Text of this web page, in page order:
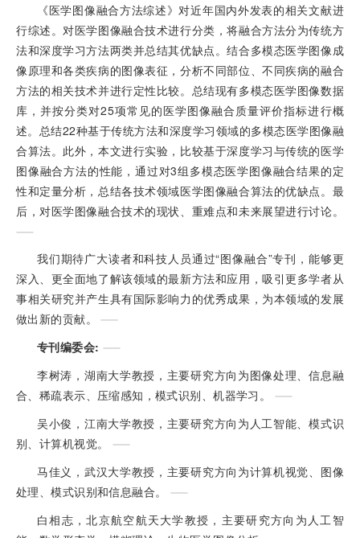
《医学图像融合方法综述》对近年国内外发表的相关文献进
行综述。对医学图像融合技术进行分类，将融合方法分为传统方
法和深度学习方法两类并总结其优缺点。结合多模态医学图像成
像原理和各类疾病的图像表征，分析不同部位、不同疾病的融合
方法的相关技术并进行定性比较。总结现有多模态医学图像数据
库，并按分类对25项常见的医学图像融合质量评价指标进行概
述。总结22种基于传统方法和深度学习领域的多模态医学图像融
合算法。此外，本文进行实验，比较基于深度学习与传统的医学
图像融合方法的性能，通过对3组多模态医学图像融合结果的定
性和定量分析，总结各技术领域医学图像融合算法的优缺点。最
后，对医学图像融合技术的现状、重难点和未来展望进行讨论。
我们期待广大读者和科技人员通过“图像融合”专刊，能够更
深入、更全面地了解该领域的最新方法和应用，吸引更多学者从
事相关研究并产生具有国际影响力的优秀成果，为本领域的发展
做出新的贡献。
专刊编委会:
李树涛，湖南大学教授，主要研究方向为图像处理、信息融
合、稀疏表示、压缩感知，模式识别、机器学习。
吴小俊，江南大学教授，主要研究方向为人工智能、模式识
别、计算机视觉。
马佳义，武汉大学教授，主要研究方向为计算机视觉、图像
处理、模式识别和信息融合。
白相志，北京航空航天大学教授，主要研究方向为人工智